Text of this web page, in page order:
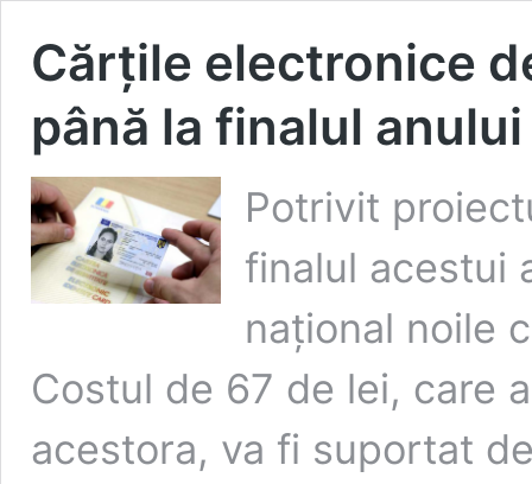
Cărțile electronice
până la finalul
Potrivit
finalul acestui
național noile
Costul de 67 de lei, care
acestora, va fi suportat